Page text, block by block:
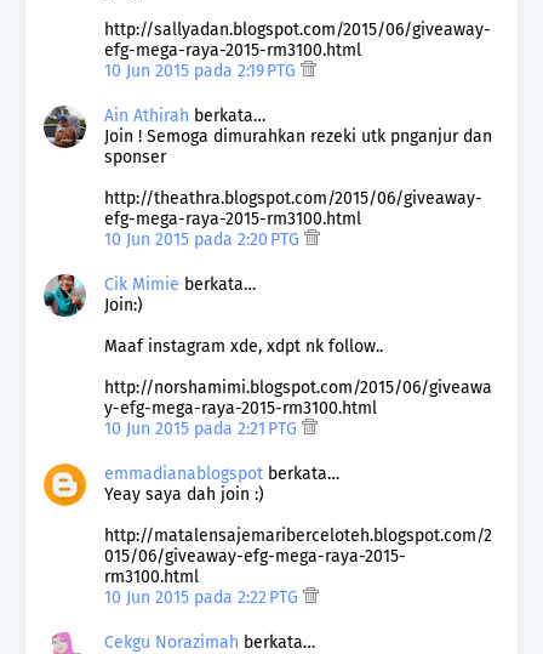
http://sallyadan.blogspot.com/2015/06/giveaway-
efg-mega-raya-2015-rm3100.html
10 Jun 2015 pada 2:19 PTG
Ain Athirah berkata…
Join ! Semoga dimurahkan rezeki utk pnganjur dan
sponser
http://theathra.blogspot.com/2015/06/giveaway-
efg-mega-raya-2015-rm3100.html
10 Jun 2015 pada 2:20 PTG
Cik Mimie berkata…
Join:)
Maaf instagram xde, xdpt nk follow..
http://norshamimi.blogspot.com/2015/06/giveawa
y-efg-mega-raya-2015-rm3100.html
10 Jun 2015 pada 2:21 PTG
emmadianablogspot berkata…
Yeay saya dah join :)
http://matalensajemariberceloteh.blogspot.com/2
015/06/giveaway-efg-mega-raya-2015-
rm3100.html
10 Jun 2015 pada 2:22 PTG
Cekgu Norazimah berkata…